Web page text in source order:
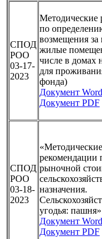
СПОД
РОО
03-17-
2023
Методические
по
возмещения
жилые
числе в домах
для
фонда)
Документ Word
Документ PDF
СПОД
РОО
03-18-
2023
«Методические
рекомендации
рыночной
назначения.
угодья: пашня»
Документ Word
Документ PDF